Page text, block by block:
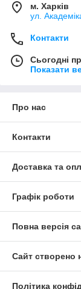
звоните мы
замеры.
Приятного
м. Харків
ул.
Контакти
Сьогодні
Показати
Про нас
Контакти
Доставка та
Графік роботи
Повна версія
Сайт створено
Політика